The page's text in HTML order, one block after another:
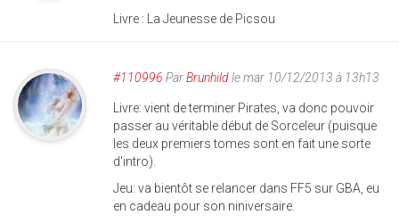
Livre : La Jeunesse de Picsou
#110996 ParBrunhildle mar 10/12/2013 à 13h13
Livre: vient de terminer Pirates, va donc pouvoir
passer au véritable début de Sorceleur (puisque
les deux premiers tomes sont en fait une sorte
d'intro).
Jeu: va bientôt se relancer dans FF5 sur GBA, eu
en cadeau pour son niniversaire.